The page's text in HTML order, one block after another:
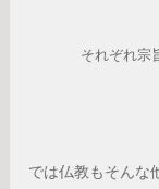
それぞれ宗
では仏教もそんな